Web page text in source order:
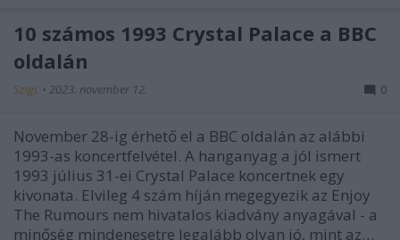
10 számos 1993 Crystal Palace a BBC
oldalán
Szigi. • 2023. november 12. 0
November 28-ig érhető el a BBC oldalán az alábbi
1993-as koncertfelvétel. A hanganyag a jól ismert
1993 július 31-ei Crystal Palace koncertnek egy
kivonata. Elvileg 4 szám híján megegyezik az Enjoy
The Rumours nem hivatalos kiadvány anyagával - a
minőség mindenesetre legalább olyan jó, mint az…